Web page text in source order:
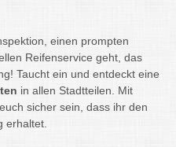
einen prompten
Reifenservice geht, das
Taucht ein und entdeckt eine
in allen Stadtteilen. Mit
sicher sein, dass ihr den
erhaltet.